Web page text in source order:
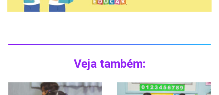
Veja também: